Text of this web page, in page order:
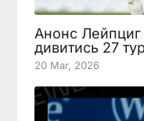
Анонс Лейпциг
дивитись 27
20 Mar, 2026